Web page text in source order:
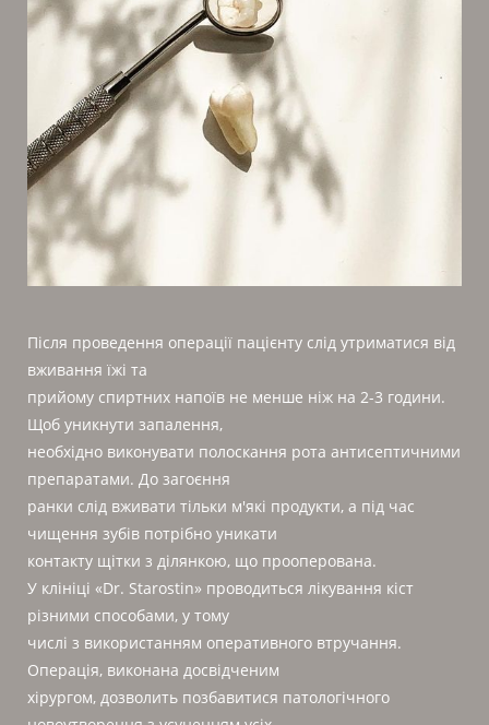
Після проведення операції пацієнту слід утриматися від
вживання їжі та
прийому спиртних напоїв не менше ніж на 2-3 години.
Щоб уникнути запалення,
необхідно виконувати полоскання рота антисептичними
препаратами. До загоєння
ранки слід вживати тільки м'які продукти, а під час
чищення зубів потрібно уникати
контакту щітки з ділянкою, що прооперована.
У клініці «Dr. Starostin» проводиться лікування кіст
різними способами, у тому
числі з використанням оперативного втручання.
Операція, виконана досвідченим
хірургом, дозволить позбавитися патологічного